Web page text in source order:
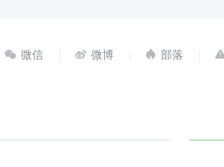
  